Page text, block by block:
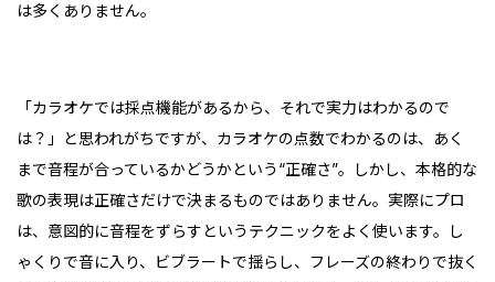
は多くありません。
「カラオケでは採点機能があるから、それで実力はわかるので
は？」と思われがちですが、カラオケの点数でわかるのは、あく
まで音程が合っているかどうかという“正確さ”。しかし、本格的な
歌の表現は正確さだけで決まるものではありません。実際にプロ
は、意図的に音程をずらすというテクニックをよく使います。し
ゃくりで音に入り、ビブラートで揺らし、フレーズの終わりで抜く――